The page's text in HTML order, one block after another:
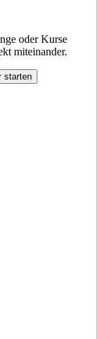
oder Kurse
miteinander.
starten